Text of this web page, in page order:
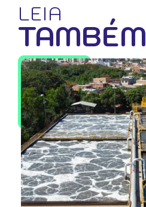
LEIA
TAMBÉM